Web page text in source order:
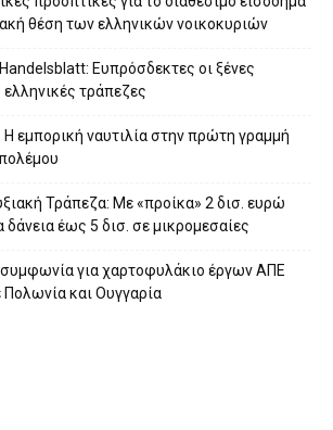
θέση των ελληνικών νοικοκυριών
Ευπρόσδεκτες οι ξένες
τράπεζες
εμπορική ναυτιλία στην πρώτη γραμμή
Τράπεζα: Με «προίκα» 2 δισ. ευρώ
δάνεια έως 5 δισ. σε μικρομεσαίες
για χαρτοφυλάκιο έργων ΑΠΕ
και Ουγγαρία